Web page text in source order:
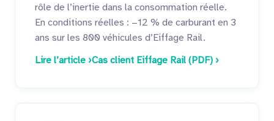
rôle de l’inertie dans la consommation réelle.
En conditions réelles : −12 % de carburant en 3
ans sur les 800 véhicules d’Eiffage Rail.
Lire l’article ›Cas client Eiffage Rail (PDF) ›